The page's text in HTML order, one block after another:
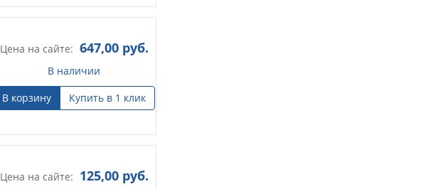
Цена на сайте: 647,00руб.
В наличии
В корзину
Купить в 1 клик
Цена на сайте: 125,00руб.